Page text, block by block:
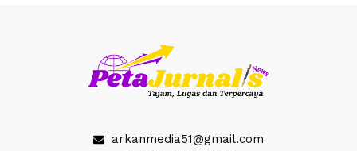
arkanmedia51@gmail.com